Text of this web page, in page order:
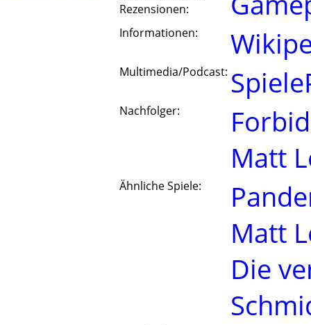
Rezensionen:
Informationen:
Multimedia/Podcast:
Nachfolger:
Matt
Ähnliche Spiele:
Matt
Die